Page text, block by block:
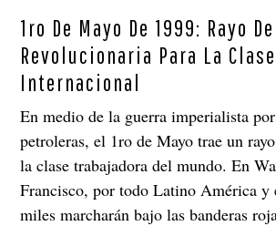
1ro De Mayo De 1999: Rayo
Revolucionaria Para La
Internacional
En medio de la guerra imperialista
petroleras, el 1ro de Mayo trae un
la clase trabajadora del mundo. En
Francisco, por todo Latino América y
miles marcharán bajo las banderas